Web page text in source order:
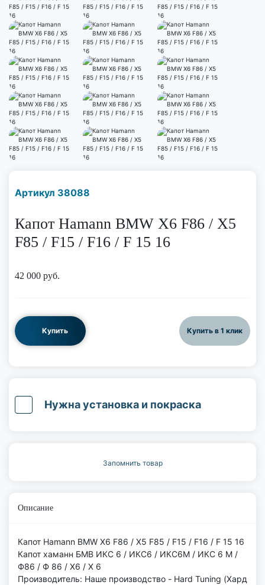
Артикул 38088
Капот Hamann BMW X6 F86 / X5
F85 / F15 / F16 / F 15 16
42 000 руб.
Купить Купить в 1 клик
Нужна установка и покраска
Запомнить товар
Описание
Капот Hamann BMW X6 F86 / X5 F85 / F15 / F16 / F 15 16
Капот хаманн БМВ ИКС 6 / ИКС6 / ИКС6М / ИКС 6 М /
Ф86 / Ф 86 / Х6 / Х 6
Производитель: Наше производство - Hard Tuning (Хард